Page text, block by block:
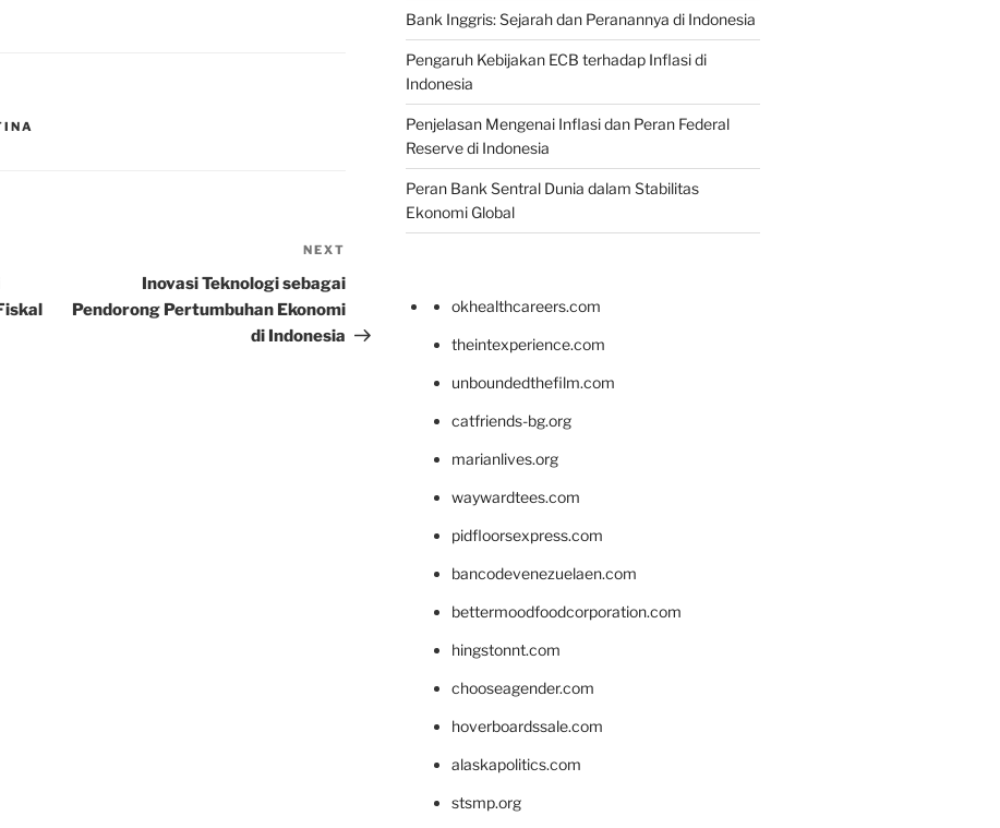
Post
NEXT
Inovasi Teknologi sebagai
Pendorong Pertumbuhan Ekonomi
di Indonesia
Bank Inggris: Sejarah dan Peranannya di Indonesia
Pengaruh Kebijakan ECB terhadap Inflasi di
Indonesia
Penjelasan Mengenai Inflasi dan Peran Federal
Reserve di Indonesia
Peran Bank Sentral Dunia dalam Stabilitas
Ekonomi Global
okhealthcareers.com
theintexperience.com
unboundedthefilm.com
catfriends-bg.org
marianlives.org
waywardtees.com
pidfloorsexpress.com
bancodevenezuelaen.com
bettermoodfoodcorporation.com
hingstonnt.com
chooseagender.com
hoverboardssale.com
alaskapolitics.com
stsmp.org